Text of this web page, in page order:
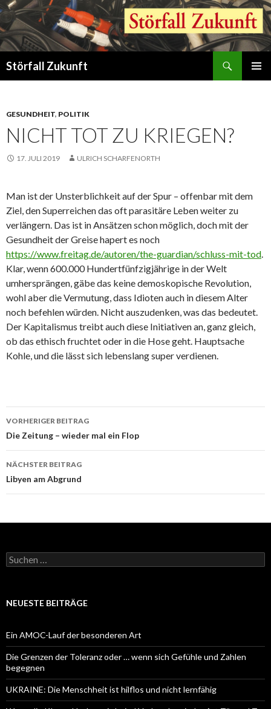
Störfall Zukunft
GESUNDHEIT, POLITIK
NICHT TOT ZU KRIEGEN?
17. JULI 2019 ULRICH SCHARFENORTH
Man ist der Unsterblichkeit auf der Spur – offenbar mit dem
Ziel, den Superreichen das oft parasitäre Leben weiter zu
verlängern. Das ist in Ansätzen schon möglich, doch mit der
Gesundheit der Greise hapert es noch
https://www.freitag.de/autoren/the-guardian/schluss-mit-tod.
Klar, wenn 600.000 Hundertfünfzigjährige in der Welt
umhersprängen, gäbe das keine demoskopische Revolution,
wohl aber die Vermutung, dass Idioten auch in diesem Alter
noch befehlen würden. Nicht auszudenken, was das bedeutet.
Der Kapitalismus treibt auch diese Initiativen an, ganz gleich,
ob das ethisch fruchtet oder in die Hose geht. Hauptsache
Kohle, und die lässt sich lebenslang super verdienen.
Beitrags-
Navigation
VORHERIGER BEITRAG
Die Zeitung – wieder mal ein Flop
NÄCHSTER BEITRAG
Libyen am Abgrund
Suchen
nach:
NEUESTE BEITRÄGE
Ein AMOC-Lauf der besonderen Art
Die Grenzen der Toleranz oder … wenn sich Gefühle und Zahlen
begegnen
UKRAINE: Die Menschheit ist hilflos und nicht lernfähig